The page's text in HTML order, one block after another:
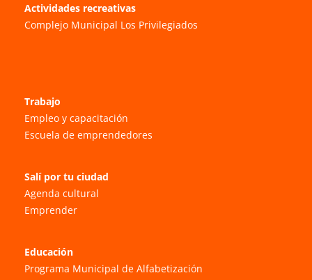
Actividades recreativas
Complejo Municipal Los Privilegiados
Trabajo
Empleo y capacitación
Escuela de emprendedores
Salí por tu ciudad
Agenda cultural
Emprender
Educación
Programa Municipal de Alfabetización